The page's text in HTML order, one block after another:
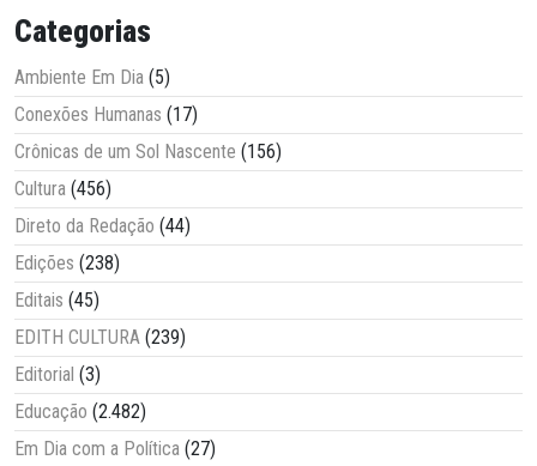
Categorias
Ambiente Em Dia (5)
Conexões Humanas (17)
Crônicas de um Sol Nascente (156)
Cultura (456)
Direto da Redação (44)
Edições (238)
Editais (45)
EDITH CULTURA (239)
Editorial (3)
Educação (2.482)
Em Dia com a Política (27)